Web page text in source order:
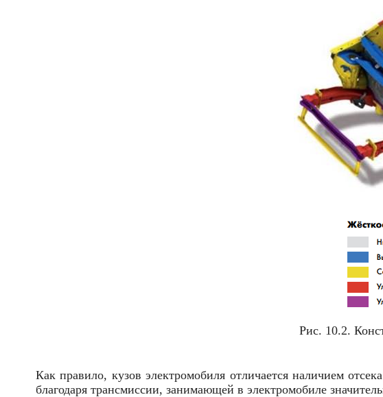
Рис. 10.2.
Как правило, кузов электромобиля отличается наличием
благодаря трансмиссии, занимающей в электромобиле